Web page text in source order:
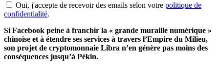
Oui, j'accepte de recevoir des emails selon votre politique de
confidentialité.
Si Facebook peine à franchir la « grande muraille numérique »
chinoise et à étendre ses services à travers l’Empire du Milieu,
son projet de cryptomonnaie Libra n’en génère pas moins des
conséquences jusqu’à Pékin.